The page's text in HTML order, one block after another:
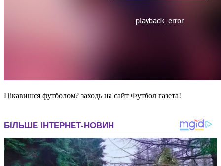
Цікавишся футболом? заходь на сайт Футбол газета!